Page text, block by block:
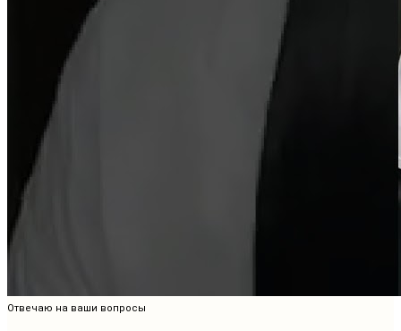
Отвечаю на ваши вопросы